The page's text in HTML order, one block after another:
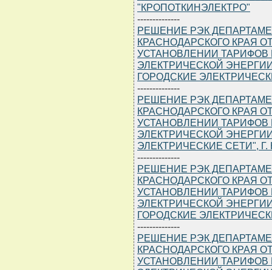
"КРОПОТКИНЭЛЕКТРО"
--------------
РЕШЕНИЕ РЭК
КРАСНОДАРСКОГО КРАЯ ОТ
УСТАНОВЛЕНИИ ТАРИФОВ
ЭЛЕКТРИЧЕСКОЙ
ГОРОДСКИЕ
--------------
РЕШЕНИЕ РЭК
КРАСНОДАРСКОГО КРАЯ ОТ
УСТАНОВЛЕНИИ ТАРИФОВ
ЭЛЕКТРИЧЕСКОЙ
ЭЛЕКТРИЧЕСКИЕ СЕТИ", Г.
--------------
РЕШЕНИЕ РЭК
КРАСНОДАРСКОГО КРАЯ ОТ
УСТАНОВЛЕНИИ ТАРИФОВ
ЭЛЕКТРИЧЕСКОЙ
ГОРОДСКИЕ
--------------
РЕШЕНИЕ РЭК
КРАСНОДАРСКОГО КРАЯ ОТ
УСТАНОВЛЕНИИ ТАРИФОВ